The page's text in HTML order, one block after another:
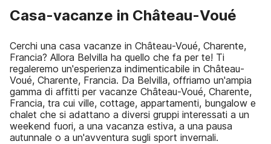
Casa-vacanze in Château-Voué
Cerchi una casa vacanze in Château-Voué, Charente,
Francia? Allora Belvilla ha quello che fa per te! Ti
regaleremo un'esperienza indimenticabile in Château-
Voué, Charente, Francia. Da Belvilla, offriamo un'ampia
gamma di affitti per vacanze Château-Voué, Charente,
Francia, tra cui ville, cottage, appartamenti, bungalow e
chalet che si adattano a diversi gruppi interessati a un
weekend fuori, a una vacanza estiva, a una pausa
autunnale o a un'avventura sugli sport invernali.